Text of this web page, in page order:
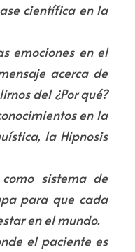
científica en la
emociones en el
acerca de
del ¿Por qué?
en la
la Hipnosis
sistema de
para que cada
en el mundo.
el paciente es